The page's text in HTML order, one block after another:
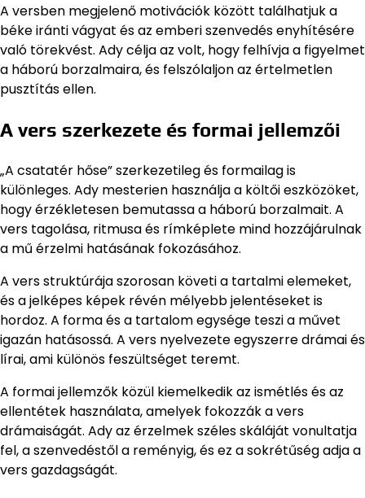
A versben megjelenő motivációk között találhatjuk a
béke iránti vágyat és az emberi szenvedés enyhítésére
való törekvést. Ady célja az volt, hogy felhívja a figyelmet
a háború borzalmaira, és felszólaljon az értelmetlen
pusztítás ellen.
A vers szerkezete és formai jellemzői
„A csatatér hőse” szerkezetileg és formailag is
különleges. Ady mesterien használja a költői eszközöket,
hogy érzékletesen bemutassa a háború borzalmait. A
vers tagolása, ritmusa és rímképlete mind hozzájárulnak
a mű érzelmi hatásának fokozásához.
A vers struktúrája szorosan követi a tartalmi elemeket,
és a jelképes képek révén mélyebb jelentéseket is
hordoz. A forma és a tartalom egysége teszi a művet
igazán hatásossá. A vers nyelvezete egyszerre drámai és
lírai, ami különös feszültséget teremt.
A formai jellemzők közül kiemelkedik az ismétlés és az
ellentétek használata, amelyek fokozzák a vers
drámaiságát. Ady az érzelmek széles skáláját vonultatja
fel, a szenvedéstől a reményig, és ez a sokrétűség adja a
vers gazdagságát.